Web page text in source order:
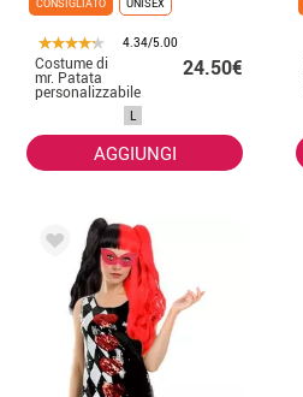
CONSIGLIATO
UNISEX
4.34/5.00
Costume di
mr. Patata
personalizzabile
per adulti
24.50€
L
AGGIUNGI